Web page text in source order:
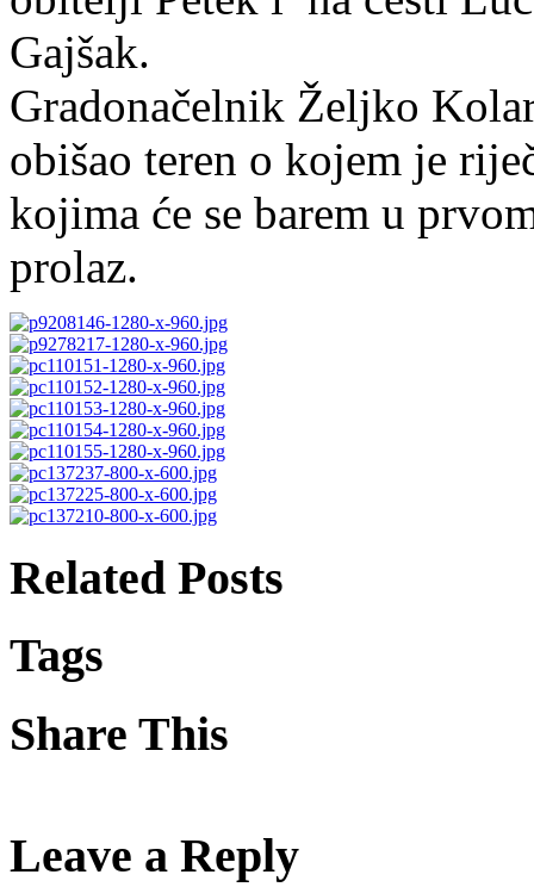
Gajšak.
Gradonačelnik Željko
obišao teren o kojem je
kojima će se barem u
prolaz.
Related Posts
Tags
Share This
Leave a Reply